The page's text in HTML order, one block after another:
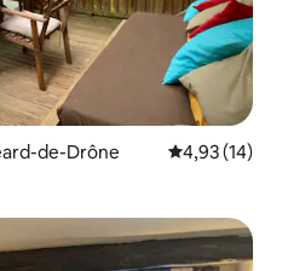
de-Drône 4,93 av 5 i
4,93 (14)